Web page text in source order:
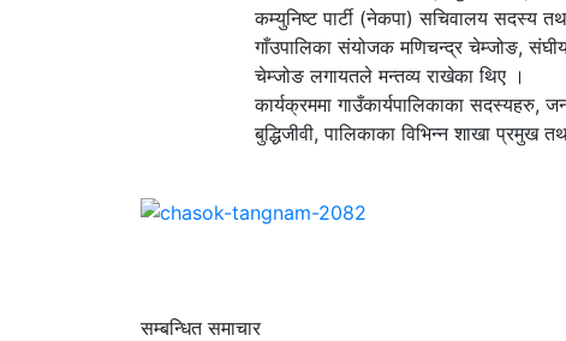
कम्युनिष्ट पार्टी (नेकपा) सचिवालय सदस्य
गाँउपालिका संयोजक मणिचन्द्र चेम्जोङ,
चेम्जोङ लगायतले मन्तव्य राखेका थिए ।
कार्यक्रममा गाउँकार्यपालिकाका सदस्यहरु,
बुद्धिजीवी, पालिकाका विभिन्न शाखा प्रमुख
सम्बन्धित समाचार